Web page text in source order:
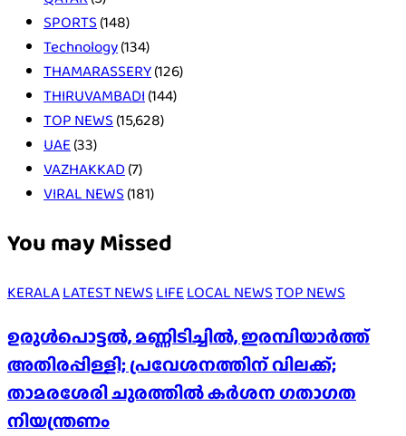
SPORTS(148)
Technology(134)
THAMARASSERY(126)
THIRUVAMBADI(144)
TOP NEWS(15,628)
UAE(33)
VAZHAKKAD(7)
VIRAL NEWS(181)
You may Missed
KERALALATEST NEWSLIFELOCAL NEWSTOP NEWS
ഉരുൾപൊട്ടൽ, മണ്ണിടിച്ചിൽ, ഇരമ്പിയാര്‍ത്ത്
അതിരപ്പിള്ളി; പ്രവേശനത്തിന് വിലക്ക്;
താമരശേരി ചുരത്തില്‍ കര്‍ശന ഗതാഗത
നിയന്ത്രണം